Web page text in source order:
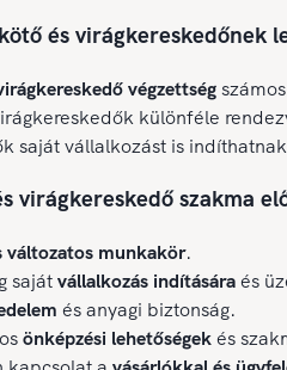
és virágkereskedőnek
végzettség
különféle
saját vállalkozást is
virágkereskedő szakma
változatos munkakör.
sajátvállalkozás indításáraés
és anyagi biztonság.
önképzési lehetőségekés